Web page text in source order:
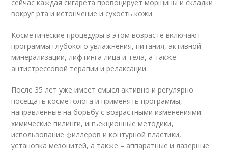
сейчас каждая сигарета провоцирует морщины и складки
вокруг рта и истончение и сухость кожи.
Косметические процедуры в этом возрасте включают
программы глубокого увлажнения, питания, активной
минерализации, лифтинга лица и тела, а также –
антистрессовой терапии и релаксации.
После 35 лет уже имеет смысл активно и регулярно
посещать косметолога и применять программы,
направленные на борьбу с возрастными изменениями:
химические пилинги, инъекционные методики,
использование филлеров и контурной пластики,
установка мезонитей, а также – аппаратные и лазерные